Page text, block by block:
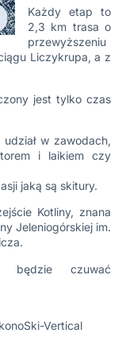
Każdy etap to
2,3 km trasa o
przewyższeniu
Liczykrupa, a z
jest tylko czas
w zawodach,
i laikiem czy
jaką są skitury.
Kotliny, znana
Jeleniogórskiej im.
będzie czuwać
Vertical